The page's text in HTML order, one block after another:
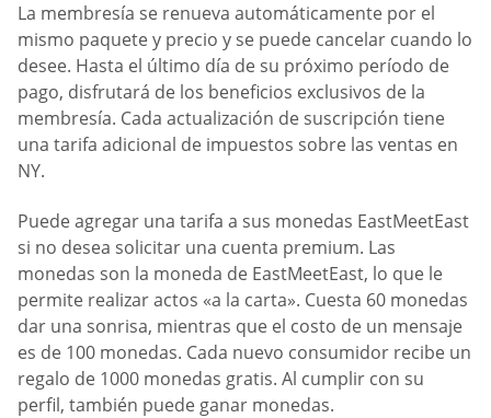
La membresía se renueva automáticamente por el
mismo paquete y precio y se puede cancelar cuando lo
desee. Hasta el último día de su próximo período de
pago, disfrutará de los beneficios exclusivos de la
membresía. Cada actualización de suscripción tiene
una tarifa adicional de impuestos sobre las ventas en
NY.
Puede agregar una tarifa a sus monedas EastMeetEast
si no desea solicitar una cuenta premium. Las
monedas son la moneda de EastMeetEast, lo que le
permite realizar actos «a la carta». Cuesta 60 monedas
dar una sonrisa, mientras que el costo de un mensaje
es de 100 monedas. Cada nuevo consumidor recibe un
regalo de 1000 monedas gratis. Al cumplir con su
perfil, también puede ganar monedas.